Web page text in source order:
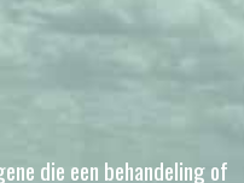
die een behandeling of